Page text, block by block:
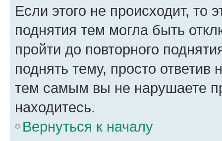
Если этого не происходит, то
поднятия тем могла быть
пройти до повторного
поднять тему, просто ответив
тем самым вы не нарушаете
находитесь.
Вернуться к началу